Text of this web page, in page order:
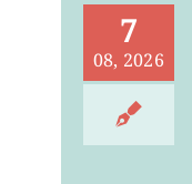
7
08, 2026